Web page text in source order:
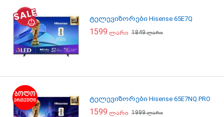
ტელევიზორები Hisense 65E7Q
1599 ლარი 1849ლარი
ტელევიზორები Hisense 65E7NQ PRO
1599 ლარი 1999ლარი